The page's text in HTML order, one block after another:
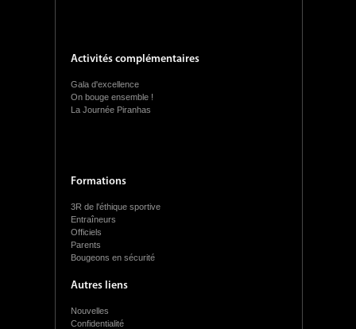
Activités complémentaires
Gala d'excellence
On bouge ensemble !
La Journée Piranhas
Formations
3R de l'éthique sportive
Entraîneurs
Officiels
Parents
Bougeons en sécurité
Autres liens
Nouvelles
Confidentialité